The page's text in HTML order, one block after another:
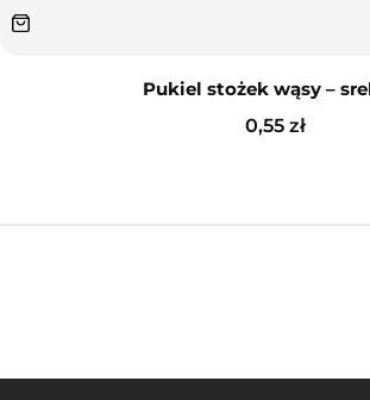
Pukiel stożek wąsy –
0,55 zł